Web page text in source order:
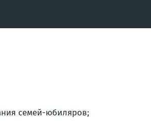
семей-юбиляров;